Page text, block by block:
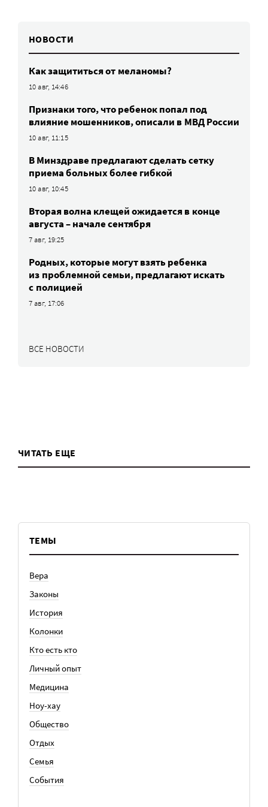
НОВОСТИ
Как защититься от меланомы?
10 авг, 14:46
Признаки того, что ребенок попал под
влияние мошенников, описали в МВД России
10 авг, 11:15
В Минздраве предлагают сделать сетку
приема больных более гибкой
10 авг, 10:45
Вторая волна клещей ожидается в конце
августа – начале сентября
7 авг, 19:25
Родных, которые могут взять ребенка
из проблемной семьи, предлагают искать
с полицией
7 авг, 17:06
ВСЕ НОВОСТИ
ЧИТАТЬ ЕЩЕ
ТЕМЫ
Вера
Законы
История
Колонки
Кто есть кто
Личный опыт
Медицина
Ноу-хау
Общество
Отдых
Семья
События